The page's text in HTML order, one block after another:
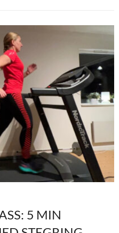
5 MIN